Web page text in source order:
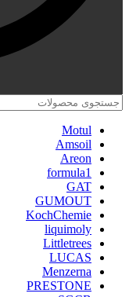
Motul
Amsoil
Areon
formula1
GAT
GUMOUT
KochChemie
liquimoly
Littletrees
LUCAS
Menzerna
PRESTONE